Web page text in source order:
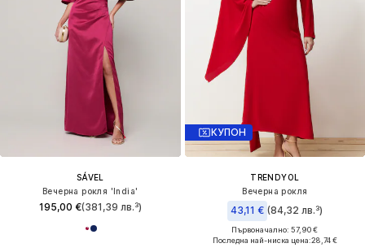
SÁVEL
Вечерна рокля 'India'
195,00 €(381,39 лв.³)
КУПОН
TRENDYOL
Вечерна рокля
43,11 € (84,32 лв.³)
Първоначално: 57,90 €
Последна най-ниска цена:28,74 €